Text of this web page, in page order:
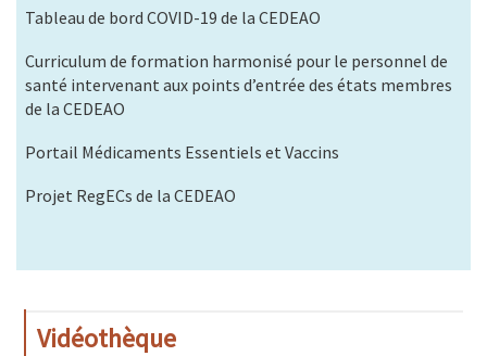
Tableau de bord COVID-19 de la CEDEAO
Curriculum de formation harmonisé pour le personnel de
santé intervenant aux points d’entrée des états membres
de la CEDEAO
Portail Médicaments Essentiels et Vaccins
Projet RegECs de la CEDEAO
Vidéothèque